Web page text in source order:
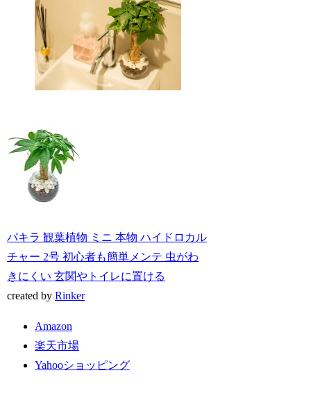
パキラ 観葉植物 ミニ 本物 ハイドロカル
チャー 2号 初心者も簡単メンテ 虫がわ
きにくい 玄関やトイレに置ける
created byRinker
Amazon
楽天市場
Yahooショッピング